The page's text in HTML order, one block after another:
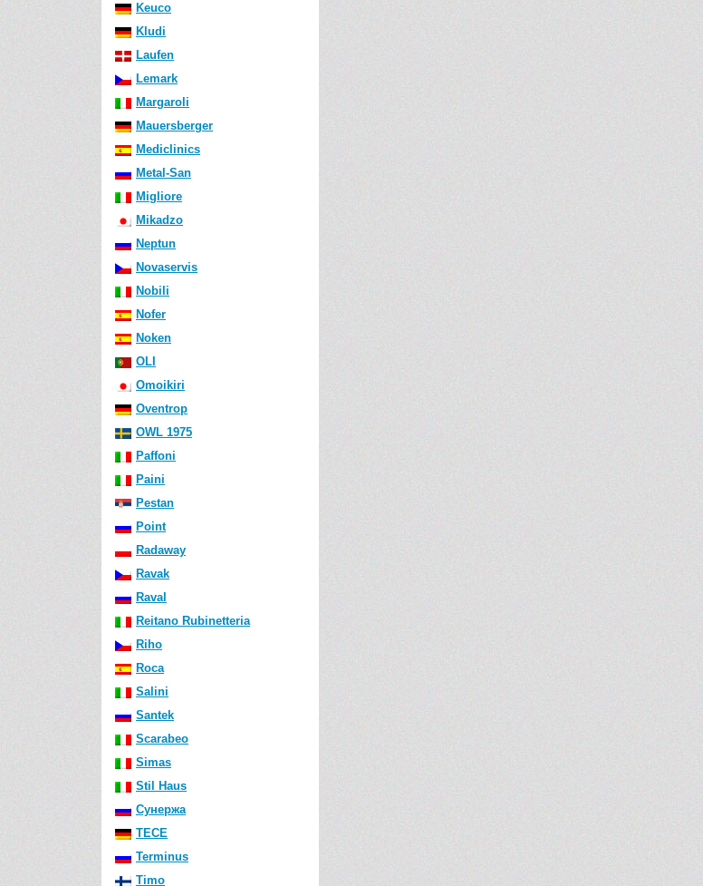
Keuco
Kludi
Laufen
Lemark
Margaroli
Mauersberger
Mediclinics
Metal-San
Migliore
Mikadzo
Neptun
Novaservis
Nobili
Nofer
Noken
OLI
Omoikiri
Oventrop
OWL 1975
Paffoni
Paini
Pestan
Point
Radaway
Ravak
Raval
Reitano Rubinetteria
Riho
Roca
Salini
Santek
Scarabeo
Simas
Stil Haus
Сунержа
TECE
Terminus
Timo